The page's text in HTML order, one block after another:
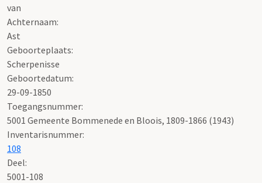
van
Achternaam:
Ast
Geboorteplaats:
Scherpenisse
Geboortedatum:
29-09-1850
Toegangsnummer:
5001 Gemeente Bommenede en Bloois, 1809-1866 (1943)
Inventarisnummer:
108
Deel:
5001-108